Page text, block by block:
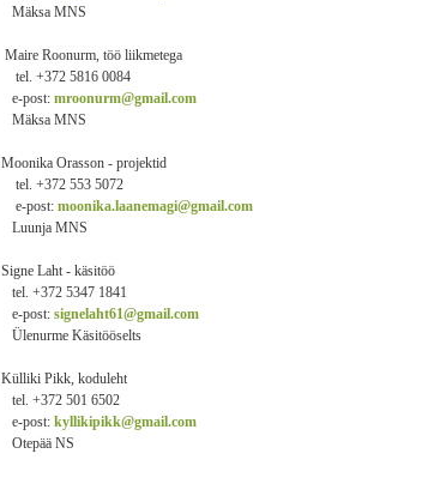
Mäksa MNS
Maire Roonurm, töö liikmetega
tel. +372 5816 0084
e-post: mroonurm@gmail.com
Mäksa MNS
Moonika Orasson - projektid
tel. +372 553 5072
e-post: moonika.laanemagi@gmail.com
Luunja MNS
Signe Laht - käsitöö
tel. +372 5347 1841
e-post: signelaht61@gmail.com
Ülenurme Käsitööselts
Külliki Pikk, koduleht
tel. +372 501 6502
e-post: kyllikipikk@gmail.com
Otepää NS